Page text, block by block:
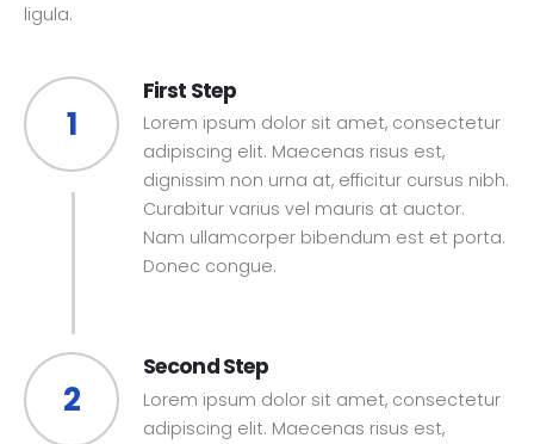
ligula.
1
First Step
Lorem ipsum dolor sit amet, consectetur
adipiscing elit. Maecenas risus est,
dignissim non urna at, efficitur cursus nibh.
Curabitur varius vel mauris at auctor.
Nam ullamcorper bibendum est et porta.
Donec congue.
2
Second Step
Lorem ipsum dolor sit amet, consectetur
adipiscing elit. Maecenas risus est,